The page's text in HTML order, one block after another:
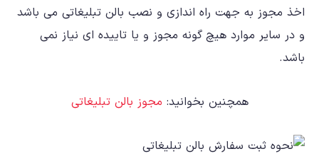
اخذ مجوز به جهت راه اندازی و نصب بالن تبلیغاتی می باشد
و در سایر موارد هیچ گونه مجوز و یا تاییده ای نیاز نمی
باشد.
همچنین بخوانید: مجوز بالن تبلیغاتی